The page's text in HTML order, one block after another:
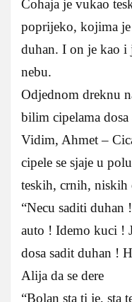
Cohaja je vukao
poprijeko, kojima je
duhan. I on je kao i
nebu.
Odjednom dreknu
bilim cipelama
Vidim, Ahmet –
cipele se sjaje u
teskih, crnih, niskih
“Necu saditi duhan
auto ! Idemo kuci !
dosa sadit duhan !
Alija da se dere
“Bolan sta ti je, sta